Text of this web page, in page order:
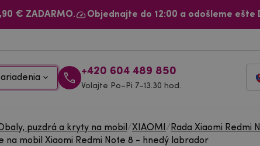
€ ZADARMO. Objednajte do 12:00 a odošleme ešte
+420 604 489 850
Volajte Po–Pi 7–13.30 hod.
puzdrá a kryty na mobil /XIAOMI / Rada Xiaomi Redmi
na mobil Xiaomi Redmi Note 8 - hnedý labrador